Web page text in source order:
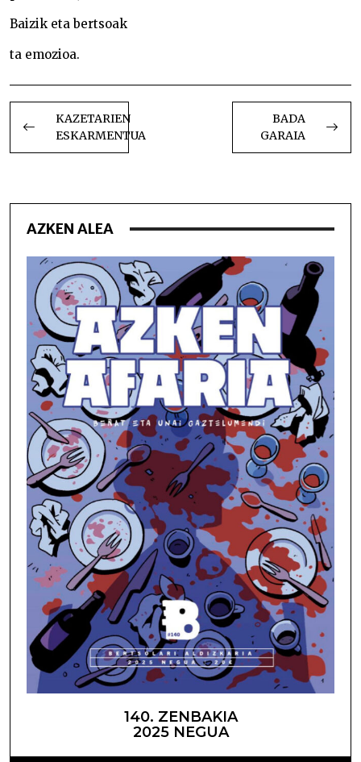
Baizik eta bertsoak
ta emozioa.
BIDALKETETAN
ZEHAR
NABIGATU
KAZETARIEN
ESKARMENTUA
BADA
GARAIA
AZKEN ALEA
140. ZENBAKIA
2025 NEGUA